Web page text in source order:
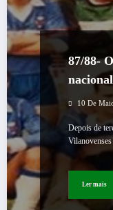
87/88-
10 De
Depois de
Ler mais